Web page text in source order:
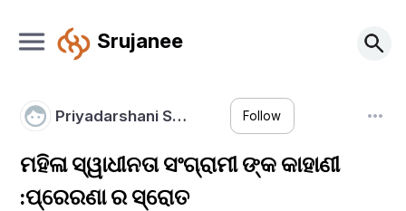
Srujanee
Priyadarshani S… Follow
ମହିଳା ସ୍ୱାଧୀନତା ସଂଗ୍ରାମୀ ଙ୍କ କାହାଣୀ
:ପ୍ରେରଣା ର ସ୍ରୋତ